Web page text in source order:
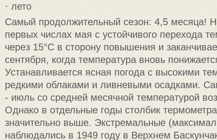
· лето
Самый продолжительный сезон: 4,5 месяца!
первых числах мая с устойчивого перехода
через 15°С в сторону повышения и
сентября, когда температура вновь
Устанавливается ясная погода с высокими
редкими облаками и ливневыми осадками.
- июль со средней месячной температурой
Однако в отдельные годы столбик
значительно выше. Экстремальные
наблюдались в 1949 году в Верхнем